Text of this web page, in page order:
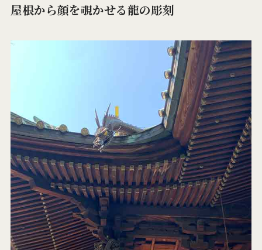
屋根から顔を覗かせる龍の彫刻